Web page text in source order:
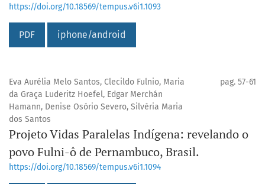
https://doi.org/10.18569/tempus.v6i1.1093
PDF iphone/android
Eva Aurélia Melo Santos, Clecildo Fulnio, Maria
da Graça Luderitz Hoefel, Edgar Merchán
Hamann, Denise Osório Severo, Silvéria Maria
dos Santos
pag. 57-61
Projeto Vidas Paralelas Indígena: revelando o
povo Fulni-ô de Pernambuco, Brasil.
https://doi.org/10.18569/tempus.v6i1.1094